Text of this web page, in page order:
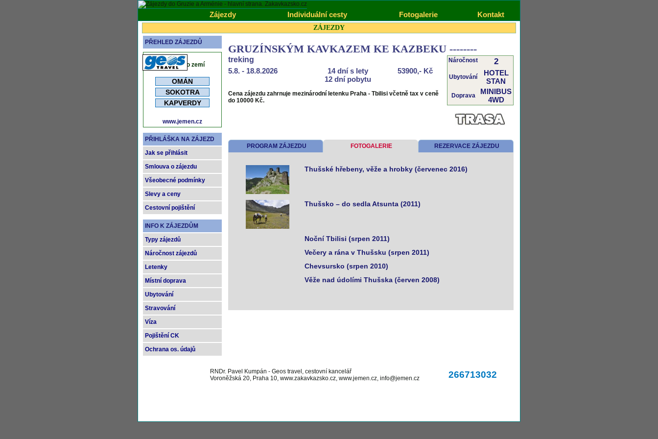
Zájezdy Individuální cesty Fotogalerie Kontakt
ZÁJEZDY
PŘEHLED ZÁJEZDŮ
Zájezdy do zemí
OMÁN
SOKOTRA
KAPVERDY
www.jemen.cz
PŘIHLÁŠKA NA ZÁJEZD
Jak se přihlásit
Smlouva o zájezdu
Všeobecné podmínky
Slevy a ceny
Cestovní pojištění
INFO K ZÁJEZDŮM
Typy zájezdů
Náročnost zájezdů
Letenky
Místní doprava
Ubytování
Stravování
Víza
Pojištění CK
Ochrana os. údajů
GRUZÍNSKÝM KAVKAZEM KE KAZBEKU --------
treking
5.8. - 18.8.2026
14 dní s lety
53900,- Kč
12 dní pobytu
Cena zájezdu zahrnuje mezinárodní letenku Praha - Tbilisi včetně tax v ceně
do 10000 Kč.
Náročnost 2
Ubytování
HOTEL
STAN
Doprava
MINIBUS
4WD
PROGRAM ZÁJEZDU FOTOGALERIE REZERVACE ZÁJEZDU
Thušské hřebeny, věže a hrobky (červenec 2016)
Thušsko – do sedla Atsunta (2011)
Noční Tbilisi (srpen 2011)
Večery a rána v Thušsku (srpen 2011)
Chevsursko (srpen 2010)
Věže nad údolími Thušska (červen 2008)
RNDr. Pavel Kumpán - Geos travel, cestovní kancelář
Voroněžská 20, Praha 10, www.zakavkazsko.cz, www.jemen.cz, info@jemen.cz
266713032